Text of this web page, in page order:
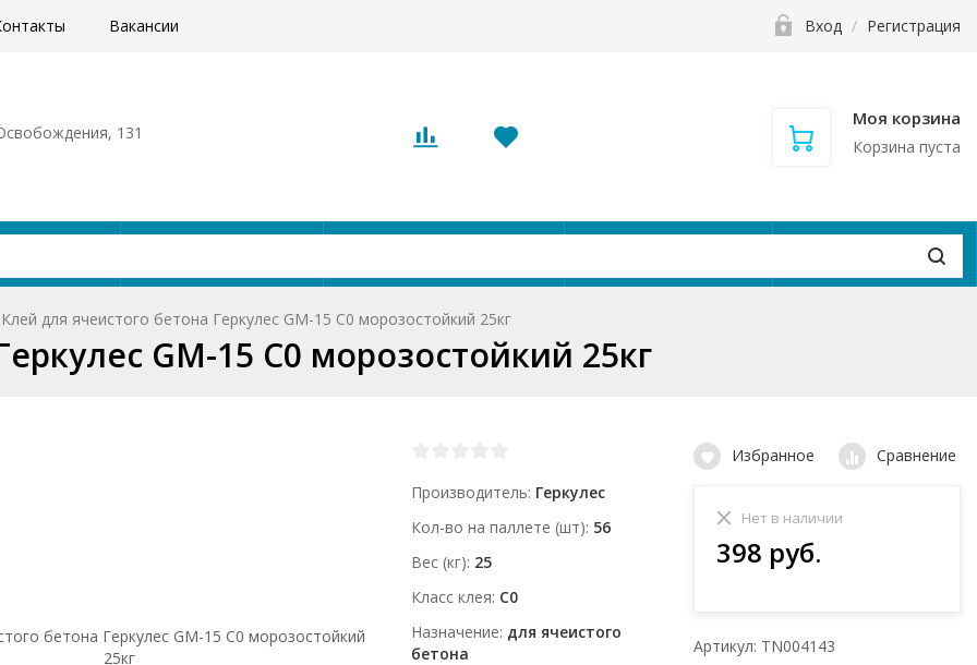
Вакансии Вход / Регистрация
131
Моя корзина
Корзина пуста
Клей для ячеистого бетона Геркулес GM-15 C0 морозостойкий 25кг
GM-15 C0 морозостойкий 25кг
Производитель Геркулес
Кол-во на паллете (шт) 56
Вес (кг) 25
Класс клея C0
Назначение для ячеистого
бетона
Избранное Сравнение
Нет в наличии
398 руб.
Артикул: TN004143